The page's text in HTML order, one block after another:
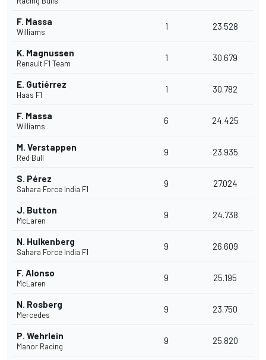
F. Massa
Williams
1 23.528
K. Magnussen
Renault F1 Team
1 30.679
E. Gutiérrez
Haas F1
1 30.782
F. Massa
Williams
6 24.425
M. Verstappen
Red Bull
9 23.935
S. Pérez
Sahara Force India F1
9 27.024
J. Button
McLaren
9 24.738
N. Hulkenberg
Sahara Force India F1
9 26.609
F. Alonso
McLaren
9 25.195
N. Rosberg
Mercedes
9 23.750
P. Wehrlein
Manor Racing
9 25.820